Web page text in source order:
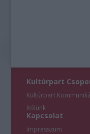
Kultúrpart
Kultúrpart
Rólunk
Kapcsolat
Impresszum